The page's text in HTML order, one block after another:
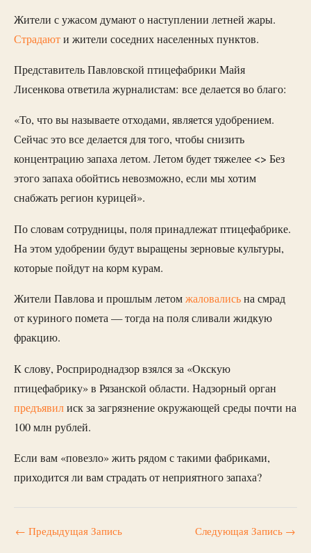
Жители с ужасом думают о наступлении летней жары.
Страдаюти жители соседних населенных пунктов.
Представитель Павловской птицефабрики Майя
Лисенкова ответила журналистам: все делается во благо:
«То, что вы называете отходами, является удобрением.
Сейчас это все делается для того, чтобы снизить
концентрацию запаха летом. Летом будет тяжелее <> Без
этого запаха обойтись невозможно, если мы хотим
снабжать регион курицей».
По словам сотрудницы, поля принадлежат птицефабрике.
На этом удобрении будут выращены зерновые культуры,
которые пойдут на корм курам.
Жители Павлова и прошлым летомжаловалисьна смрад
от куриного помета — тогда на поля сливали жидкую
фракцию.
К слову, Росприроднадзор взялся за «Окскую
птицефабрику» в Рязанской области. Надзорный орган
предъявилиск за загрязнение окружающей среды почти на
100 млн рублей.
Если вам «повезло» жить рядом с такими фабриками,
приходится ли вам страдать от неприятного запаха?
← Предыдущая Запись Следующая Запись →